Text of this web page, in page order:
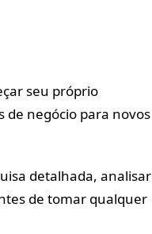
seu próprio
de negócio para novos
detalhada, analisar
de tomar qualquer